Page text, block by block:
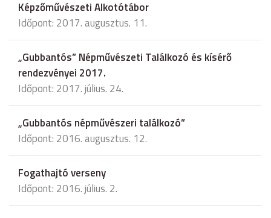
Képzőművészeti Alkotótábor
Időpont: 2017. augusztus. 11.
„Gubbantós” Népművészeti Találkozó és kísérő
rendezvényei 2017.
Időpont: 2017. július. 24.
„Gubbantós népművészeri találkozó”
Időpont: 2016. augusztus. 12.
Fogathajtó verseny
Időpont: 2016. július. 2.